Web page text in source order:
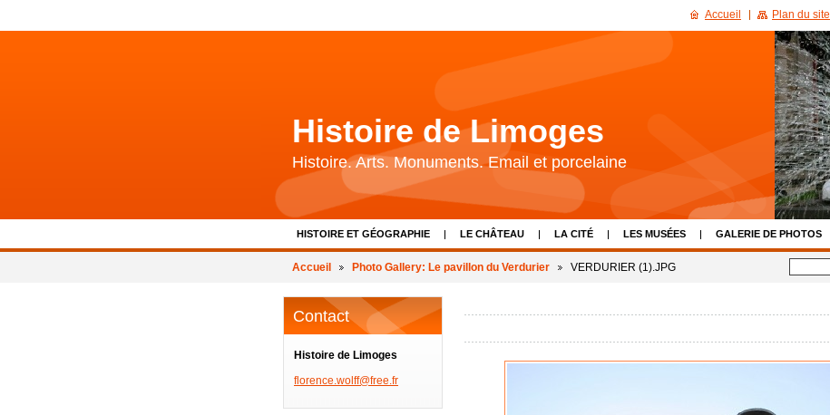
Histoire de Limoges
Histoire. Arts. Monuments. Email et porcelaine
HISTOIRE ET GÉOGRAPHIE LE CHÂTEAU LA CITÉ LES MUSÉES GALERIE DE PHOTOS
BIBLIOGRAPHIE ET LIENS CALENDRIER D'ÉVÈNEMENTS NOUS CONTACTER
Accueil Photo Gallery: Le pavillon du Verdurier VERDURIER (1).JPG
Contact
Histoire de Limoges
florence.wolff@free.fr
Accueil Plan du site